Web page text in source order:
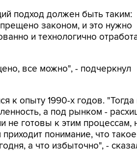
подход должен быть таким:
законом, и это нужно
и технологично
все можно", - подчеркнул
к опыту 1990-х годов.
а под рынком -
не готовы к этим процессам,
понимание, что
а что избыточно", -